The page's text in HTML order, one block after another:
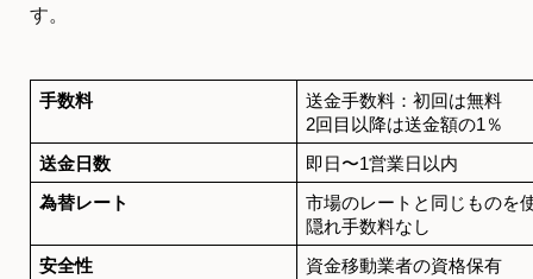
す。
手数料
送金手数料：初回は無料
2回目以降は送金額の1％
送金日数 即日〜1営業日以内
為替レート
市場のレートと同じものを
隠れ手数料なし
安全性
資金移動業者の資格保有